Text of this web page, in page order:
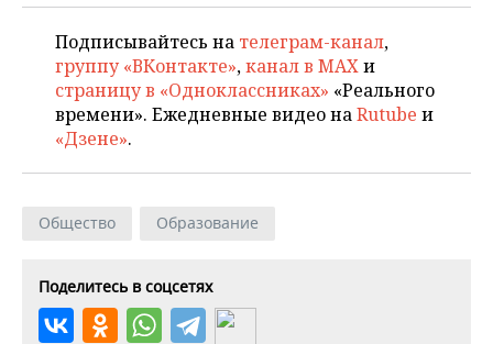
Подписывайтесь на телеграм-канал,
группу «ВКонтакте»,канал в MAXи
страницу в «Одноклассниках» «Реального
времени». Ежедневные видео наRutube и
«Дзене».
Общество Образование
Поделитесь в соцсетях